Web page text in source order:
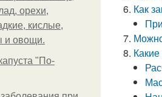
орехи,
кислые,
и овощи.
"По-
Как